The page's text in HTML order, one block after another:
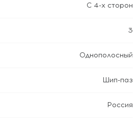
С 4-х сторон
3
Однополосный
Шип-паз
Россия